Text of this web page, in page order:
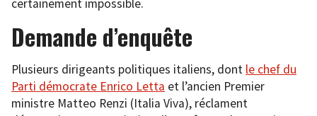
certainement impossible.
Demande d’enquête
Plusieurs dirigeants politiques italiens, dont le chef du
Parti démocrate Enrico Letta et l’ancien Premier
ministre Matteo Renzi (Italia Viva), réclament